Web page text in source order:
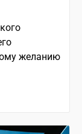
желанию